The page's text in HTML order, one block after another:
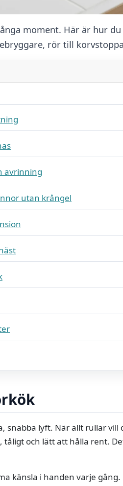
moment. Här är hur
rör till
avrinning
utan krångel
snabba lyft. När allt rullar
och lätt att hålla rent.
känsla i handen varje